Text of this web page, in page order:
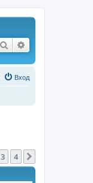
Поиск
Вход
3 4